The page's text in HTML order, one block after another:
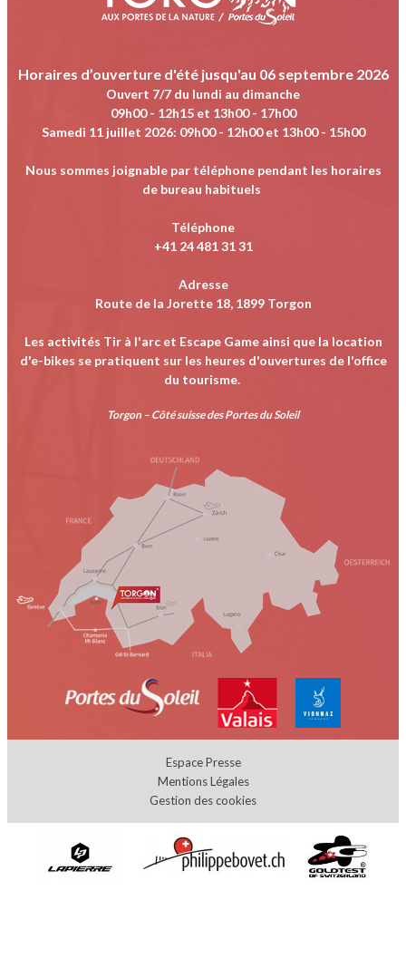
Horaires d’ouverture d'été jusqu'au 06 septembre 2026
Ouvert 7/7 du lundi au dimanche
09h00 - 12h15 et 13h00 - 17h00
Samedi 11 juillet 2026: 09h00 - 12h00 et 13h00 - 15h00
Nous sommes joignable par téléphone pendant les horaires
de bureau habituels
Téléphone
+41 24 481 31 31
Adresse
Route de la Jorette 18, 1899 Torgon
Les activités Tir à l'arc et Escape Game ainsi que la location
d'e-bikes se pratiquent sur les heures d'ouvertures de l'office
du tourisme.
Torgon – Côté suisse des Portes du Soleil
Espace Presse
Mentions Légales
Gestion des cookies